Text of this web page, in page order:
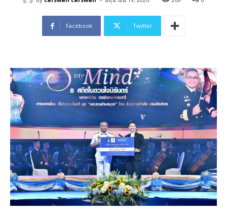
Facebook Twitter